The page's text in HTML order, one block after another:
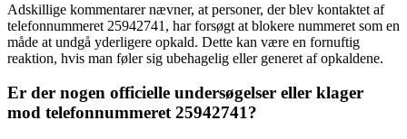
Adskillige kommentarer nævner, at personer, der blev kontaktet af
telefonnummeret 25942741, har forsøgt at blokere nummeret som en
måde at undgå yderligere opkald. Dette kan være en fornuftig
reaktion, hvis man føler sig ubehagelig eller generet af opkaldene.
Er der nogen officielle undersøgelser eller klager
mod telefonnummeret 25942741?